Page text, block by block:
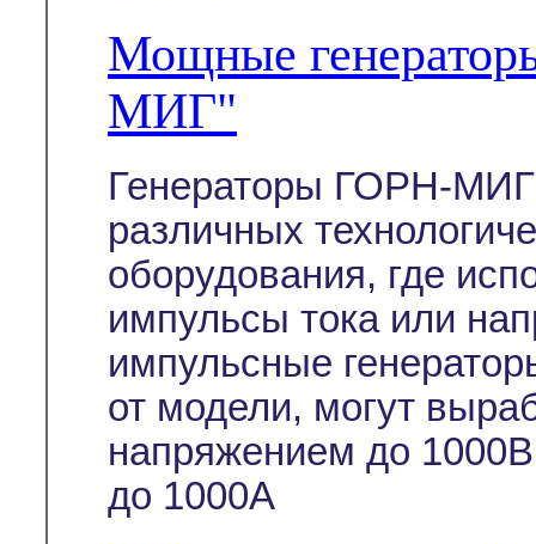
Мощные
МИГ"
Генераторы ГОРН-
различных
оборудования, где
импульсы тока или
импульсные
от модели, могут
напряжением до
до 1000А